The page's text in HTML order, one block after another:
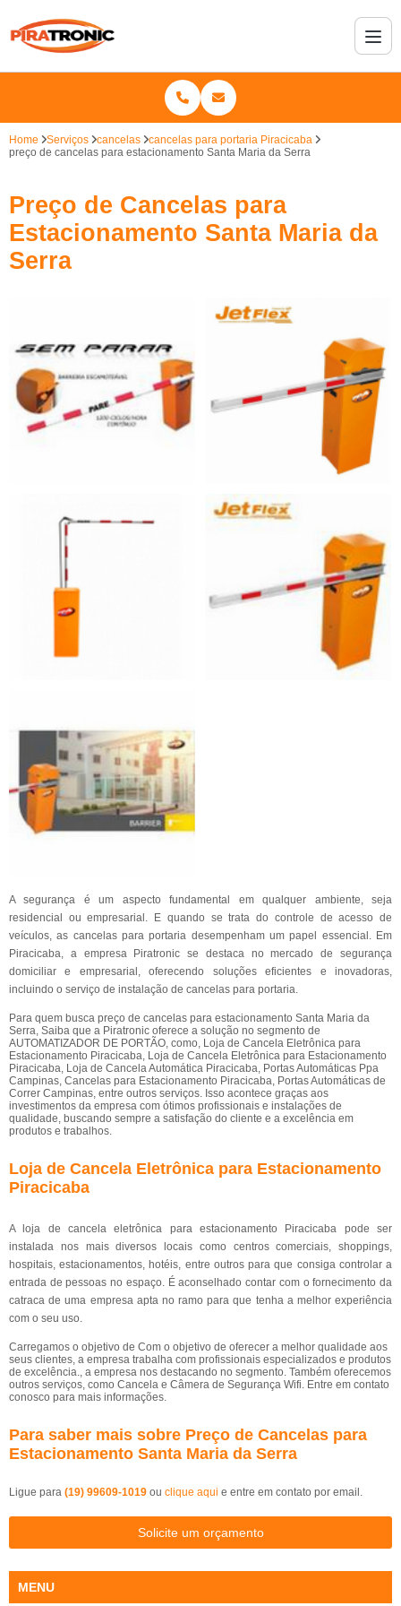
Home Serviços cancelas
cancelas para portaria Piracicaba
preço de cancelas para estacionamento Santa Maria da Serra
Preço de Cancelas para
Estacionamento Santa Maria da
Serra
A segurança é um aspecto fundamental em qualquer ambiente, seja
residencial ou empresarial. E quando se trata do controle de acesso de
veículos, as cancelas para portaria desempenham um papel essencial. Em
Piracicaba, a empresa Piratronic se destaca no mercado de segurança
domiciliar e empresarial, oferecendo soluções eficientes e inovadoras,
incluindo o serviço de instalação de cancelas para portaria.
Para quem busca preço de cancelas para estacionamento Santa Maria da
Serra, Saiba que a Piratronic oferece a solução no segmento de
AUTOMATIZADOR DE PORTÃO, como, Loja de Cancela Eletrônica para
Estacionamento Piracicaba, Loja de Cancela Eletrônica para Estacionamento
Piracicaba, Loja de Cancela Automática Piracicaba, Portas Automáticas Ppa
Campinas, Cancelas para Estacionamento Piracicaba, Portas Automáticas de
Correr Campinas, entre outros serviços. Isso acontece graças aos
investimentos da empresa com ótimos profissionais e instalações de
qualidade, buscando sempre a satisfação do cliente e a excelência em
produtos e trabalhos.
Loja de Cancela Eletrônica para Estacionamento
Piracicaba
A loja de cancela eletrônica para estacionamento Piracicaba pode ser
instalada nos mais diversos locais como centros comerciais, shoppings,
hospitais, estacionamentos, hotéis, entre outros para que consiga controlar a
entrada de pessoas no espaço. É aconselhado contar com o fornecimento da
catraca de uma empresa apta no ramo para que tenha a melhor experiência
com o seu uso.
Carregamos o objetivo de Com o objetivo de oferecer a melhor qualidade aos
seus clientes, a empresa trabalha com profissionais especializados e produtos
de excelência., a empresa nos destacando no segmento. Também oferecemos
outros serviços, como Cancela e Câmera de Segurança Wifi. Entre em contato
conosco para mais informações.
Para saber mais sobre Preço de Cancelas para
Estacionamento Santa Maria da Serra
Ligue para (19) 99609-1019 ou clique aqui e entre em contato por email.
Solicite um orçamento
MENU